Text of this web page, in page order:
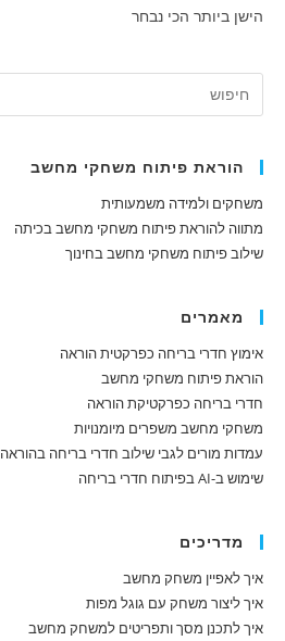
הישן ביותר הכי נבחר
הוראת פיתוח משחקי מחשב
משחקים ולמידה משמעותית
מתווה להוראת פיתוח משחקי מחשב בכיתה
שילוב פיתוח משחקי מחשב בחינוך
מאמרים
אימוץ חדרי בריחה כפרקטית הוראה
הוראת פיתוח משחקי מחשב
חדרי בריחה כפרקטיקת הוראה
משחקי מחשב משפרים מיומנויות
עמדות מורים לגבי שילוב חדרי בריחה בהוראה
שימוש ב-AI בפיתוח חדרי בריחה
מדריכים
איך לאפיין משחק מחשב
איך ליצור משחק עם גוגל מפות
איך לתכנן מסך ותפריטים למשחק מחשב